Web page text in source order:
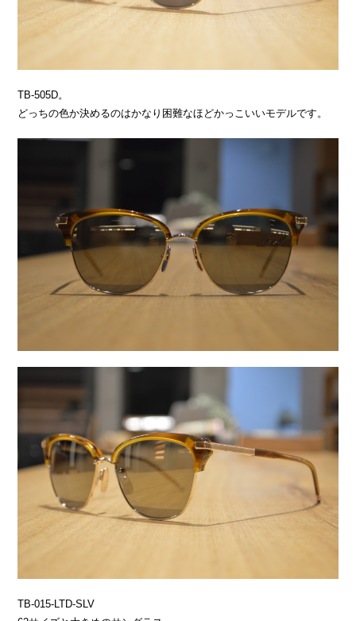
TB-505D。
どっちの色か決めるのはかなり困難なほどかっこいいモデルです。
TB-015-LTD-SLV